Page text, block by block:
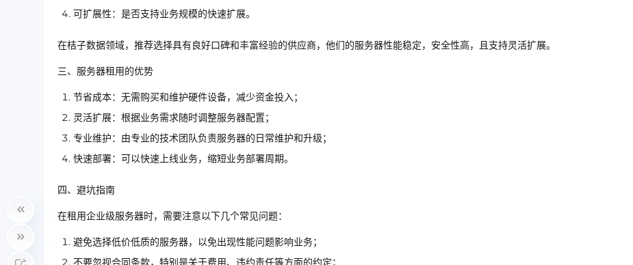
可扩展性：是否支持业务规模的快速扩展。
在桔子数据领域，推荐选择具有良好口碑和丰富经验的供应商，他们的服务器性能稳定，安全性高，且支持灵活扩展。
三、服务器租用的优势
节省成本：无需购买和维护硬件设备，减少资金投入；
灵活扩展：根据业务需求随时调整服务器配置；
专业维护：由专业的技术团队负责服务器的日常维护和升级；
快速部署：可以快速上线业务，缩短业务部署周期。
四、避坑指南
在租用企业级服务器时，需要注意以下几个常见问题：
避免选择低价低质的服务器，以免出现性能问题影响业务；
不要忽视合同条款，特别是关于费用、违约责任等方面的约定；